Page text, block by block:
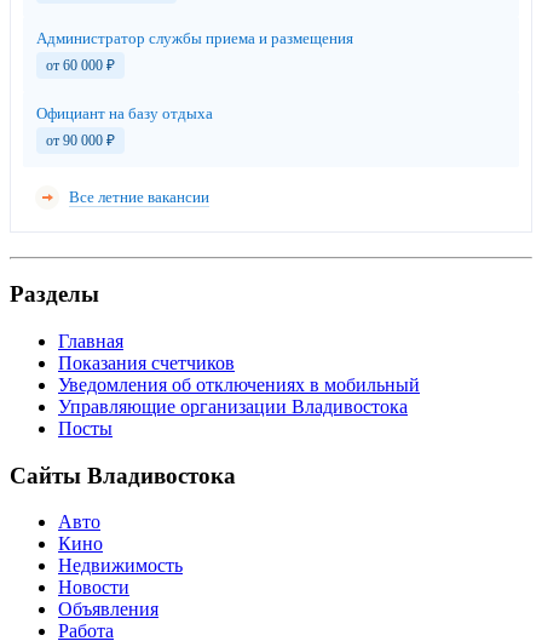
Администратор службы приема и размещения
от 60 000 ₽
Официант на базу отдыха
от 90 000 ₽
Все летние вакансии
Разделы
Главная
Показания счетчиков
Уведомления об отключениях в мобильный
Управляющие организации Владивостока
Посты
Сайты Владивостока
Авто
Кино
Недвижимость
Новости
Объявления
Работа